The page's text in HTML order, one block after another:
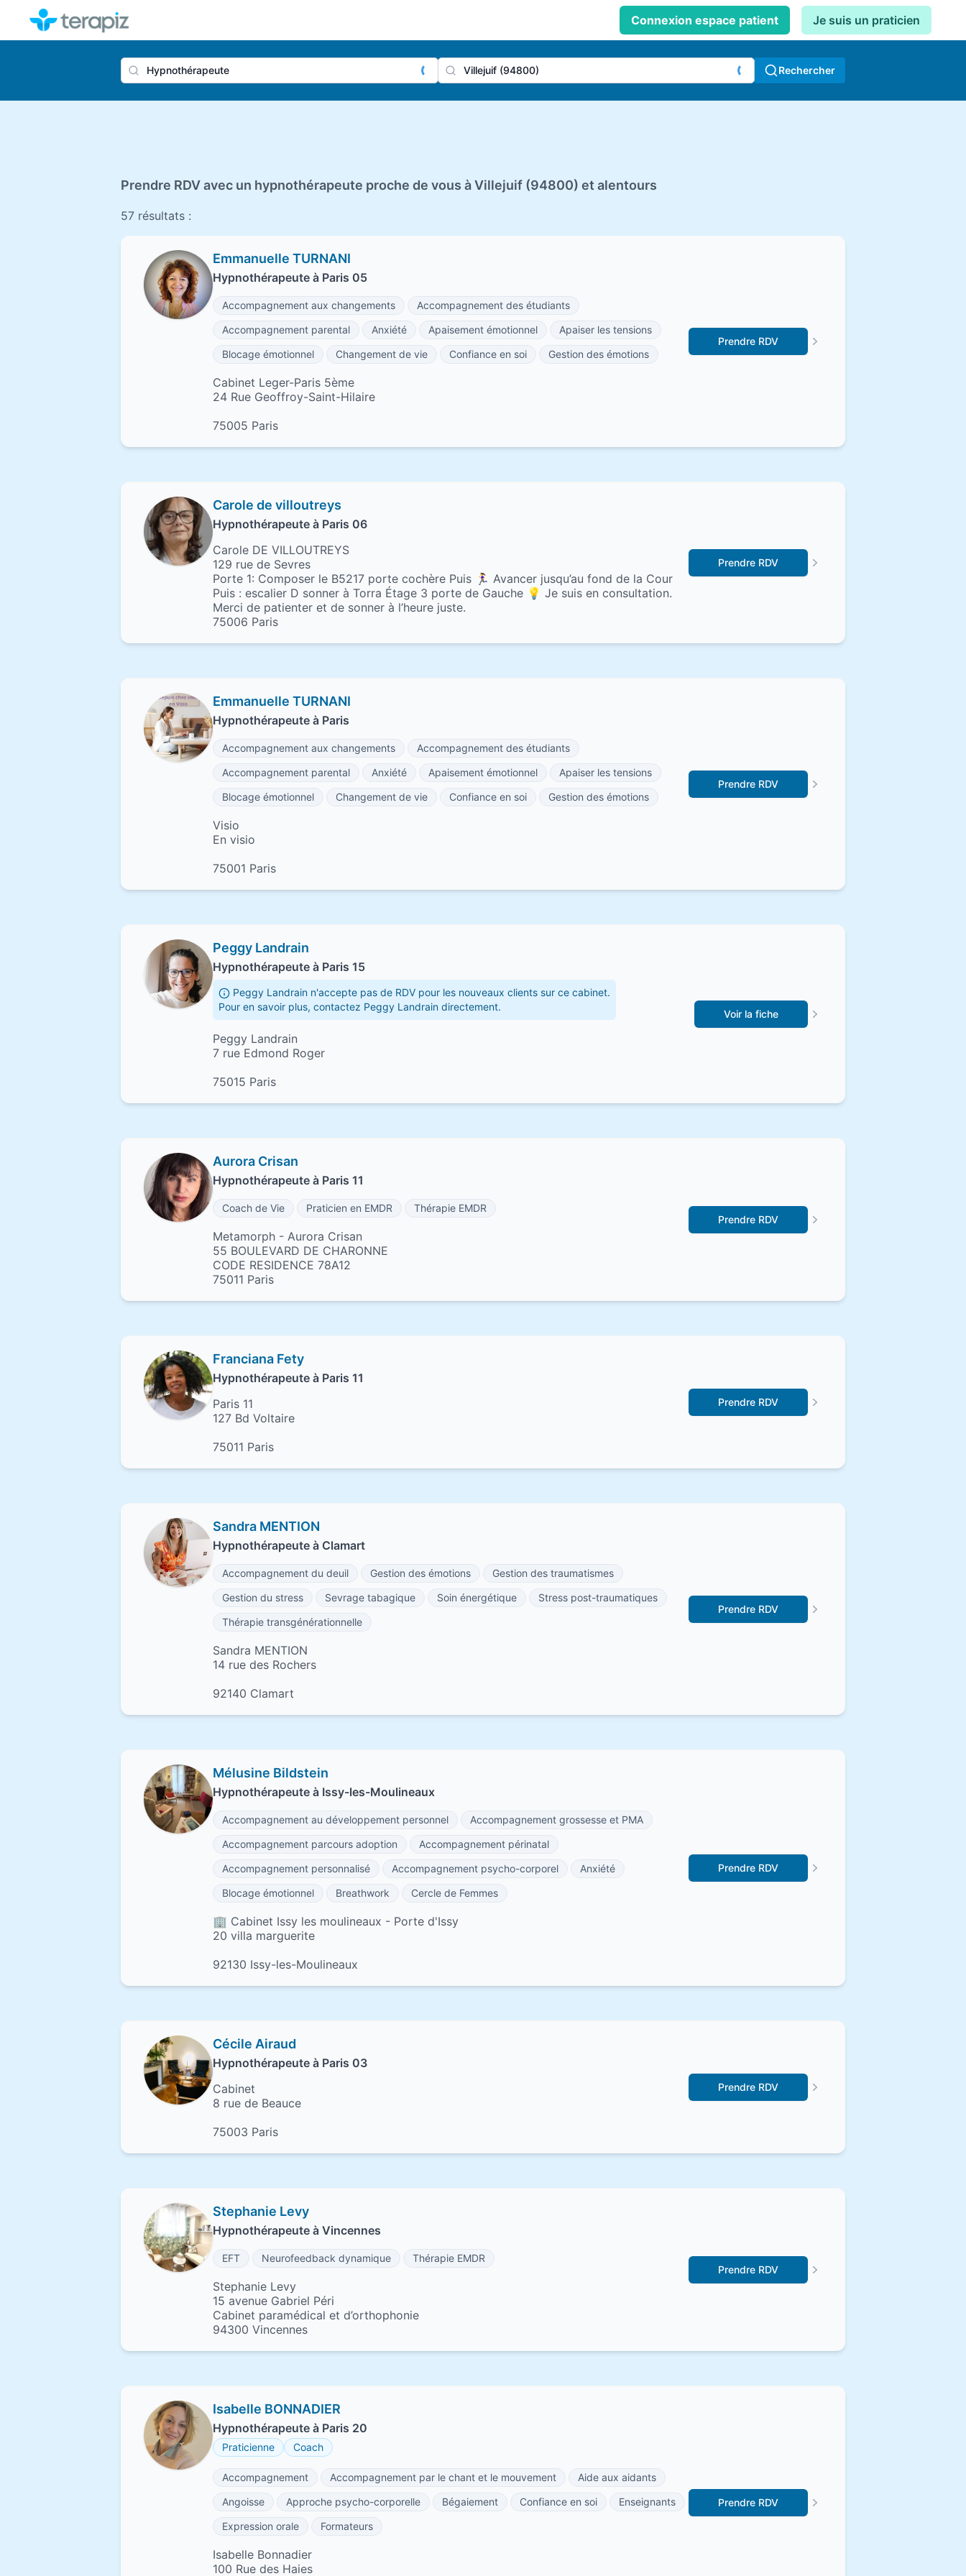
Connexion espace patient Je suis un praticien
Nom du praticien, profession Rechercher
Prendre RDV avec un hypnothérapeute proche de vous à Villejuif (94800) et alentours
57 résultats :
Emmanuelle TURNANI
Hypnothérapeute à Paris 05
Accompagnement aux changements
Accompagnement des étudiants
Accompagnement parental
Anxiété Apaisement émotionnel
Apaiser les tensions
Blocage émotionnel
Changement de vie Confiance en soi Gestion des émotions
Cabinet Leger-Paris 5ème
24 Rue Geoffroy-Saint-Hilaire
75005 Paris
Prendre RDV
Carole de villoutreys
Hypnothérapeute à Paris 06
Carole DE VILLOUTREYS
129 rue de Sevres
Porte 1: Composer le B5217 porte cochère Puis 🏃‍♀️ Avancer jusqu’au fond de la Cour
Puis : escalier D sonner à Torra Étage 3 porte de Gauche 💡 Je suis en consultation.
Merci de patienter et de sonner à l’heure juste.
75006 Paris
Prendre RDV
Emmanuelle TURNANI
Hypnothérapeute à Paris
Accompagnement aux changements
Accompagnement des étudiants
Accompagnement parental
Anxiété Apaisement émotionnel
Apaiser les tensions
Blocage émotionnel
Changement de vie Confiance en soi Gestion des émotions
Visio
En visio
75001 Paris
Prendre RDV
Peggy Landrain
Hypnothérapeute à Paris 15
Peggy Landrain n'accepte pas de RDV pour les nouveaux clients sur ce cabinet.
Pour en savoir plus, contactez Peggy Landrain directement.
Peggy Landrain
7 rue Edmond Roger
75015 Paris
Voir la fiche
Aurora Crisan
Hypnothérapeute à Paris 11
Coach de Vie Praticien en EMDR Thérapie EMDR
Metamorph - Aurora Crisan
55 BOULEVARD DE CHARONNE
CODE RESIDENCE 78A12
75011 Paris
Prendre RDV
Franciana Fety
Hypnothérapeute à Paris 11
Paris 11
127 Bd Voltaire
75011 Paris
Prendre RDV
Sandra MENTION
Hypnothérapeute à Clamart
Accompagnement du deuil Gestion des émotions
Gestion des traumatismes
Gestion du stress
Sevrage tabagique Soin énergétique
Stress post-traumatiques
Thérapie transgénérationnelle
Sandra MENTION
14 rue des Rochers
92140 Clamart
Prendre RDV
Mélusine Bildstein
Hypnothérapeute à Issy-les-Moulineaux
Accompagnement au développement personnel
Accompagnement grossesse et PMA
Accompagnement parcours adoption
Accompagnement périnatal
Accompagnement personnalisé
Accompagnement psycho-corporel
Anxiété
Blocage émotionnel
Breathwork Cercle de Femmes
🏢 Cabinet Issy les moulineaux - Porte d'Issy
20 villa marguerite
92130 Issy-les-Moulineaux
Prendre RDV
Cécile Airaud
Hypnothérapeute à Paris 03
Cabinet
8 rue de Beauce
75003 Paris
Prendre RDV
Stephanie Levy
Hypnothérapeute à Vincennes
EFT Neurofeedback dynamique Thérapie EMDR
Stephanie Levy
15 avenue Gabriel Péri
Cabinet paramédical et d’orthophonie
94300 Vincennes
Prendre RDV
Isabelle BONNADIER
Hypnothérapeute à Paris 20
Praticienne Coach
Accompagnement Accompagnement par le chant et le mouvement
Aide aux aidants
Angoisse
Approche psycho-corporelle Bégaiement Confiance en soi
Enseignants
Expression orale
Formateurs
Isabelle Bonnadier
100 Rue des Haies
Prendre RDV